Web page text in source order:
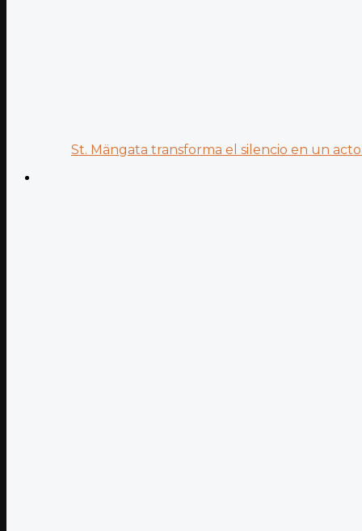
St. Mängata transforma el silencio en un